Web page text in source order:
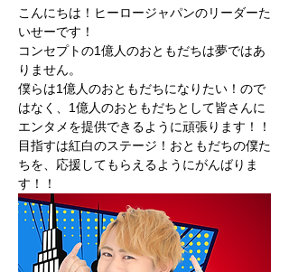
こんにちは！ヒーロージャパンのリーダーた
いせーです！
コンセプトの1億人のおともだちは夢ではあ
りません。
僕らは1億人のおともだちになりたい！ので
はなく、1億人のおともだちとして皆さんに
エンタメを提供できるように頑張ります！！
目指すは紅白のステージ！おともだちの僕た
ちを、応援してもらえるようにがんばりま
す！！